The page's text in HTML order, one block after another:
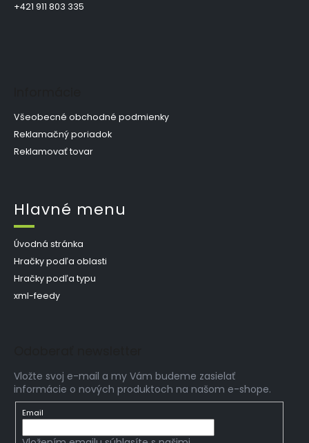
+421 911 803 335
Všeobecné obchodné podmienky
Reklamačný poriadok
Reklamovať tovar
Hlavné menu
Úvodná stránka
Hračky podľa oblasti
Hračky podľa typu
xml-feedy
Vložte svoj e-mail a my Vám budeme zasielať
informácie o nových produktoch na našom e-shope.
Email